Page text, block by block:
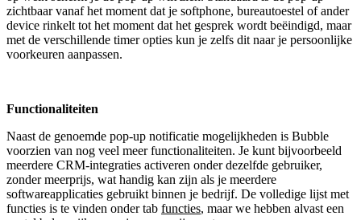
zichtbaar vanaf het moment dat je softphone, bureautoestel of ander
device rinkelt tot het moment dat het gesprek wordt beëindigd, maar
met de verschillende timer opties kun je zelfs dit naar je persoonlijke
voorkeuren aanpassen.
Functionaliteiten
Naast de genoemde pop-up notificatie mogelijkheden is Bubble
voorzien van nog veel meer functionaliteiten. Je kunt bijvoorbeeld
meerdere CRM-integraties activeren onder dezelfde gebruiker,
zonder meerprijs, wat handig kan zijn als je meerdere
softwareapplicaties gebruikt binnen je bedrijf. De volledige lijst met
functies is te vinden onder tab functies, maar we hebben alvast een